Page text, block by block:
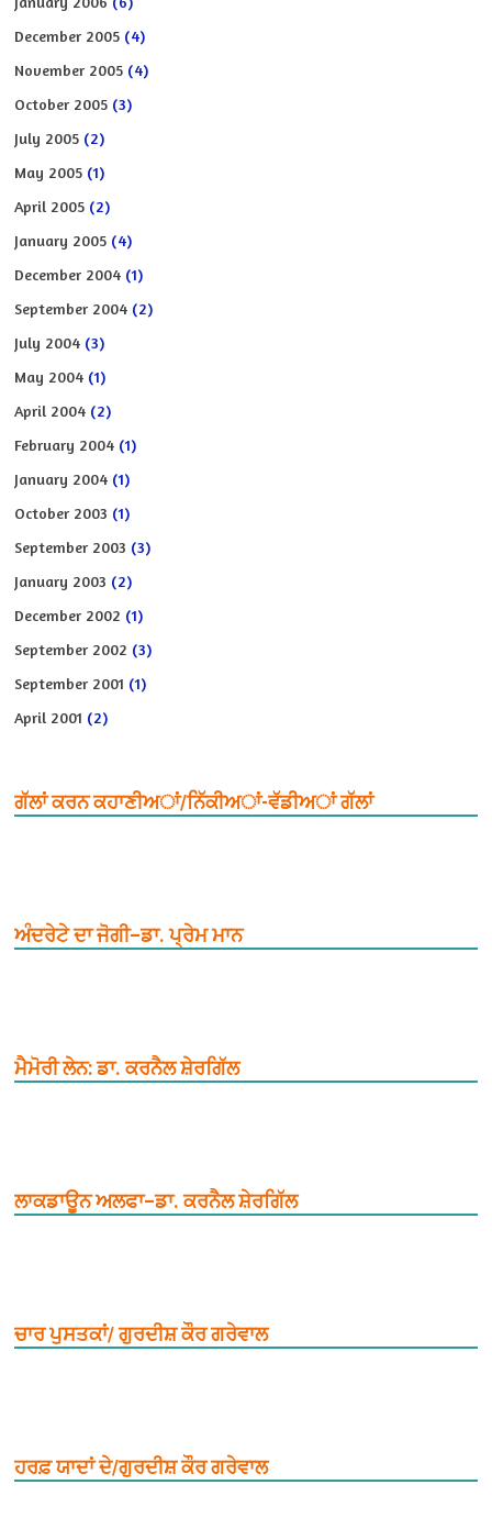
December 2005 (4)
November 2005 (4)
October 2005 (3)
July 2005 (2)
May 2005 (1)
April 2005 (2)
January 2005 (4)
December 2004 (1)
September 2004 (2)
July 2004 (3)
May 2004 (1)
April 2004 (2)
February 2004 (1)
January 2004 (1)
October 2003 (1)
September 2003 (3)
January 2003 (2)
December 2002 (1)
September 2002 (3)
September 2001 (1)
April 2001 (2)
ਗੱਲਾਂ ਕਰਨ ਕਹਾਣੀਅਾਂ/ਨਿੱਕੀਅਾਂ-ਵੱਡੀਅਾਂ ਗੱਲਾਂ
ਅੰਦਰੇਟੇ ਦਾ ਜੋਗੀ–ਡਾ. ਪ੍ਰੇਮ ਮਾਨ
ਮੈਮੋਰੀ ਲੇਨ: ਡਾ. ਕਰਨੈਲ ਸ਼ੇਰਗਿੱਲ
ਲਾਕਡਾਊਨ ਅਲਫਾ–ਡਾ. ਕਰਨੈਲ ਸ਼ੇਰਗਿੱਲ
ਚਾਰ ਪੁਸਤਕਾਂ/ ਗੁਰਦੀਸ਼ ਕੌਰ ਗਰੇਵਾਲ
ਹਰਫ਼ ਯਾਦਾਂ ਦੇ/ਗੁਰਦੀਸ਼ ਕੌਰ ਗਰੇਵਾਲ